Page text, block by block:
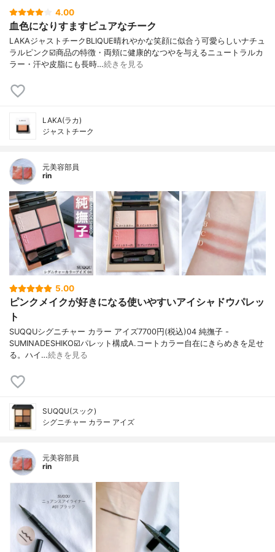
4.00
血色になりすますピュアなチーク
LAKAジャストチークBLIQUE晴れやかな笑顔に似合う可愛らしいナチュ
ラルピンク☑️商品の特徴・両頬に健康的なつやを与えるニュートラルカ
ラー・汗や皮脂にも長時…続きを見る
LAKA(ラカ)
ジャストチーク
元美容部員
rin
5.00
ピンクメイクが好きになる使いやすいアイシャドウパレッ
ト
SUQQUシグニチャー カラー アイズ7700円(税込)04 純撫子 -
SUMINADESHIKO☑️パレット構成A.コートカラー自在にきらめきを足せ
る。ハイ…続きを見る
SUQQU(スック)
シグニチャー カラー アイズ
元美容部員
rin